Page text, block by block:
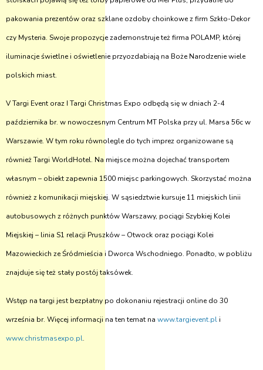
pakowania prezentów oraz szklane ozdoby choinkowe z firm Szkło-Dekor
czy Mysteria. Swoje propozycje zademonstruje też firma POLAMP, której
iluminacje świetlne i oświetlenie przyozdabiają na Boże Narodzenie wiele
polskich miast.
V Targi Event oraz I Targi Christmas Expo odbędą się w dniach 2-4
października br. w nowoczesnym Centrum MT Polska przy ul. Marsa 56c w
Warszawie. W tym roku równolegle do tych imprez organizowane są
również Targi WorldHotel. Na miejsce można dojechać transportem
własnym – obiekt zapewnia 1500 miejsc parkingowych. Skorzystać można
również z komunikacji miejskiej. W sąsiedztwie kursuje 11 miejskich linii
autobusowych z różnych punktów Warszawy, pociągi Szybkiej Kolei
Miejskiej – linia S1 relacji Pruszków – Otwock oraz pociągi Kolei
Mazowieckich ze Śródmieścia i Dworca Wschodniego. Ponadto, w pobliżu
znajduje się też stały postój taksówek.
Wstęp na targi jest bezpłatny po dokonaniu rejestracji online do 30
września br. Więcej informacji na ten temat na www.targievent.pl i
www.christmasexpo.pl.